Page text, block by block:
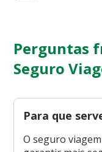
Perguntas
Seguro
Para que
O seguro